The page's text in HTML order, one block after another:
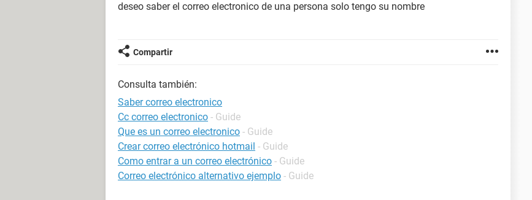
deseo saber el correo electronico de una persona solo tengo su nombre
Compartir
Consulta también:
Saber correo electronico
Cc correo electronico - Guide
Que es un correo electronico - Guide
Crear correo electrónico hotmail - Guide
Como entrar a un correo electrónico - Guide
Correo electrónico alternativo ejemplo - Guide